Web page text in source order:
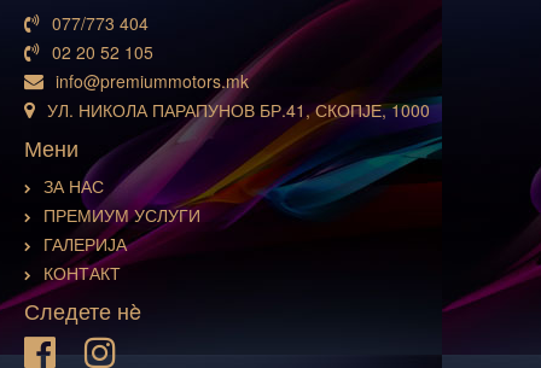
077/773 404
02 20 52 105
info@premiummotors.mk
УЛ. НИКОЛА ПАРАПУНОВ БР.41, СКОПЈЕ, 1000
Мени
ЗА НАС
ПРЕМИУМ УСЛУГИ
ГАЛЕРИЈА
КОНТАКТ
Следете нè